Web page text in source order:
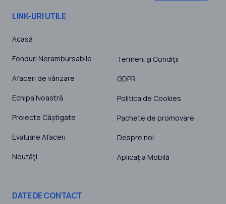
LINK-URI UTILE
Acasă
Fonduri Nerambursabile
Afaceri de vânzare
Echipa Noastră
Proiecte Câștigate
Evaluare Afaceri
Noutăţi
Termeni şi Condiţii
GDPR
Politica de Cookies
Pachete de promovare
Despre noi
Aplicaţia Mobilă
DATE DE CONTACT